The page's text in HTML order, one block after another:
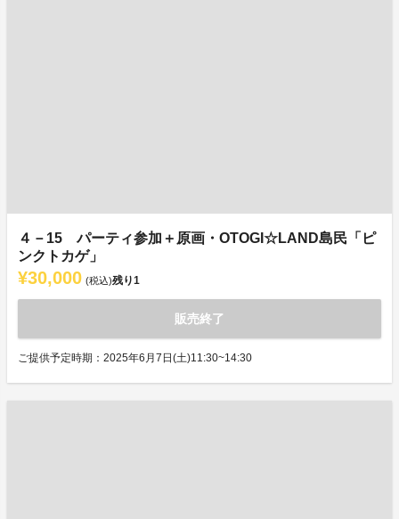
４－15 パーティ参加＋原画・OTOGI☆LAND島民「ピ
ンクトカゲ」
¥30,000 (税込)残り1
販売終了
ご提供予定時期：2025年6月7日(土)11:30~14:30